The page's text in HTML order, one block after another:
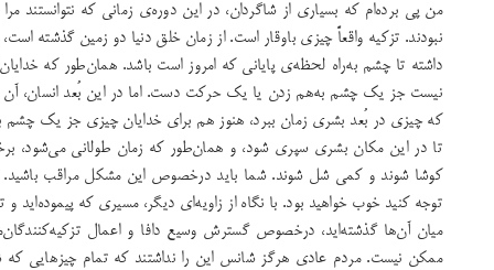
من پی برده‌ام که بسیاری از شاگردان، در این دوره‌ی زمانی که نتوانستند
نبودند. تزکیه واقعاً چیزی باوقار است. از زمان خلق دنیا دو زمین گذشته‌
داشته تا چشم به‌راه لحظه‌ی پایانی که امروز است باشد. همان‌طور که
نیست جز یک چشم به‌هم زدن یا یک حرکت دست. اما در این بُعد انسان، آن
که چیزی در بُعد بشری زمان ببرد، هنوز هم برای خدایان چیزی جز یک
تا در این مکان بشری سپری شود، و همان‌طور که زمان طولانی می‌شود،
کوشا شوند و کمی شل شوند. شما باید درخصوص این مشکل مراقب باشید.
توجه کنید خوب خواهید بود. با نگاه از زاویه‌ای دیگر، مسیری که پیموده‌اید و
میان آن‌ها گذشته‌اید، درخصوص گسترش وسیع دافا و اعمال
ممکن نیست. مردم عادی هرگز شانس این‌ را نداشتند که تمام چیزهایی که